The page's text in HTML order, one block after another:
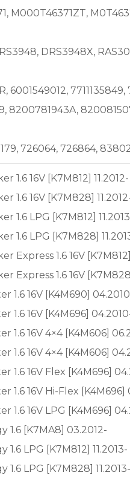
M000T46371ZT,
DRS3948X,
6001549012,
8200781943A,
726064, 726864,
1.6 16V [K7M812] 11.2012-
1.6 16V [K7M828]
1.6 LPG [K7M812]
1.6 LPG [K7M828]
Express 1.6 16V
Express 1.6 16V
1.6 16V [K4M690]
1.6 16V [K4M696]
1.6 16V 4×4 [K4M606]
1.6 16V 4×4 [K4M606]
1.6 16V Flex [K4M696]
1.6 16V Hi-Flex [K4M696]
1.6 16V LPG [K4M696]
1.6 [K7MA8] 03.2012-
1.6 LPG [K7M812] 11.2013-
1.6 LPG [K7M828] 11.2013-